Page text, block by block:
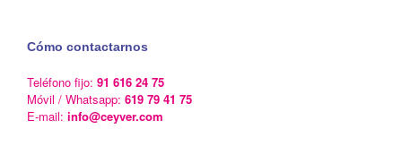
Cómo contactarnos
Teléfono fijo: 91 616 24 75
Móvil / Whatsapp: 619 79 41 75
E-mail: info@ceyver.com